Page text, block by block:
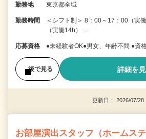
勤務地 東京都全域
勤務時間
＜シフト制＞ 8：00～17：00（実
（実働14h） …
応募資格 ●未経験者OK●男女、年齢不問 ●資
後で見る 詳細を
更新日： 2026/07/
お部屋演出スタッフ（ホームステ